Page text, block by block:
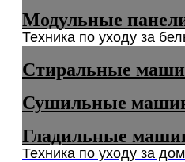
Модульные
Техника по уходу за
Стиральные
Сушильные
Гладильные
Техника по уходу за